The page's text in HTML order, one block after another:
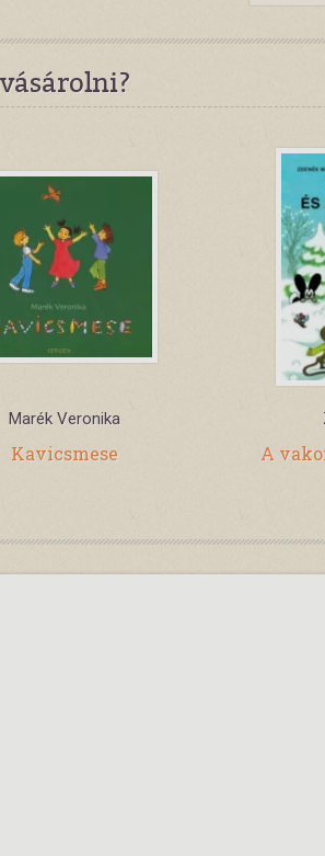
Marék Veronika
Kavicsmese A